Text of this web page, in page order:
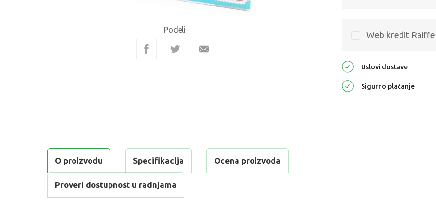
Podeli
Web kredit
Uslovi dostave
Sigurno plaćanje
O proizvodu Specifikacija Ocena proizvoda
Proveri dostupnost u radnjama